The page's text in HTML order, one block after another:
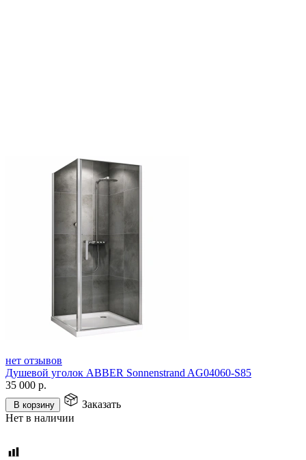
нет отзывов
Душевой уголок ABBER Sonnenstrand AG04060-S85
35 000 р.
В корзину
Заказать
Нет в наличии